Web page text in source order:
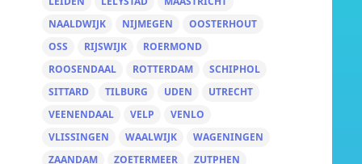
NAALDWIJK
NIJMEGEN
OOSTERHOUT
OSS
RIJSWIJK
ROERMOND
ROOSENDAAL
ROTTERDAM
SCHIPHOL
SITTARD
TILBURG UDEN
UTRECHT
VEENENDAAL
VELP
VENLO
VLISSINGEN
WAALWIJK
WAGENINGEN
ZAANDAM
ZOETERMEER
ZUTPHEN